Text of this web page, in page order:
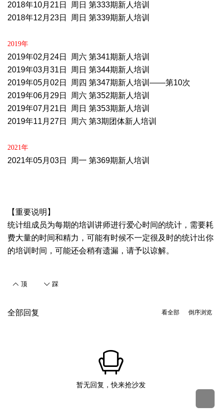
2018年10月21 日 周 日 第333期新人培训
2018年12月23日 周 日 第339期新人培训
2019年
2019年02月24日 周六 第341期新人培训
2019年03月31 日 周 日 第344期新人培训
2019年05月02 日
周四 第347期新人培训——第10次
2019年06月29日 周六 第352期新人培训
2019年07月21 日
周日 第353期新人培训
2019年11月27日 周六 第3期团体新人培训
2021年
2021年05月03日 周一 第369期新人培训
【重要说明】
统计组成员为每期的培训讲师进行爱心时间的统计，需要耗
费大量的时间和精力，可能有时候不一定很及时的统计出你
的培训时间，可能还会稍有遗漏，请予以谅解。
顶 踩
倒序浏览
看全部
全部回复
暂无回复，快来抢沙发